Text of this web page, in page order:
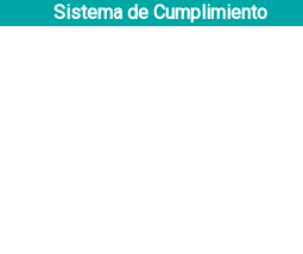
Sistema de Cumplimiento